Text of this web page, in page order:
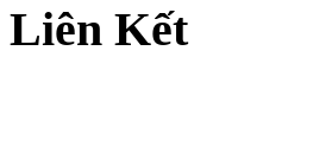
Liên Kết